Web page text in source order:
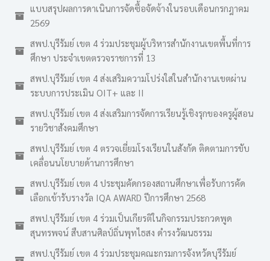
แบบสรุปผลการดาเนินการจัดซื้อจัดจ้างในรอบเดือนกรกฎาคม
2569
สพป.บุรีรัมย์ เขต 4 ร่วมประชุมผู้บริหารสำนักงานเขตพื้นที่การ
ศึกษา ประจำเขตตรวจราชการที่ 13
สพป.บุรีรัมย์ เขต 4 ส่งเสริมความโปร่งใสในสำนักงานเขตผ่าน
ระบบการประเมิน OIT+ และ II
สพป.บุรีรัมย์ เขต 4 ส่งเสริมการจัดการเรียนรู้เชิงรุกของครูผู้สอน
รายวิชาสังคมศึกษา
สพป.บุรีรัมย์ เขต 4 ตรวจเยี่ยมโรงเรียนในสังกัด ติดตามการขับ
เคลื่อนนโยบายด้านการศึกษา
สพป.บุรีรัมย์ เขต 4 ประชุมคัดกรองสถานศึกษาเพื่อรับการคัด
เลือกเข้ารับรางวัล IQA AWARD ปีการศึกษา 2568
สพป.บุรีรัมย์ เขต 4 ร่วมเป็นเกียรติในกิจกรรมประกวดพูด
สุนทรพจน์ สืบสานศิลป์ถิ่นพุทไธสง ดำรงวัฒนธรรม
สพป.บุรีรัมย์ เขต 4 ร่วมประชุมคณะกรมการจังหวัดบุรีรัมย์